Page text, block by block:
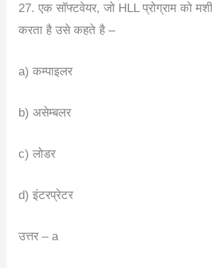
27. एक सॉफ्टवेयर, जो HLL प्रोग्राम को
करता है उसे कहते है –
a) कम्पाइलर
b) असेम्बलर
c) लोडर
d) इंटरप्रेटर
उत्तर – a